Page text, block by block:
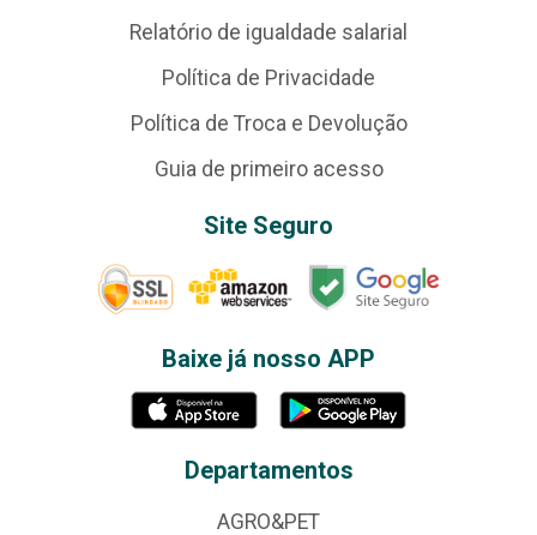
Relatório de igualdade salarial
Política de Privacidade
Política de Troca e Devolução
Guia de primeiro acesso
Site Seguro
Baixe já nosso APP
Departamentos
AGRO&PET